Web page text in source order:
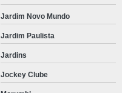
Jardim Novo Mundo
Jardim Paulista
Jardins
Jockey Clube